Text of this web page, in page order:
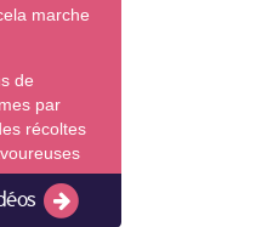
marche
de
par
récoltes